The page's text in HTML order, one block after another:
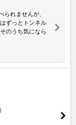
られませんが、
ずっとトンネル
のうち気になら